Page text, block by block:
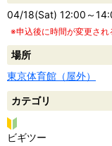
04/18(Sat) 12:00～
※申込後に時間が変更され
場所
東京体育館（屋外）
カテゴリ
ビ
ビギツー